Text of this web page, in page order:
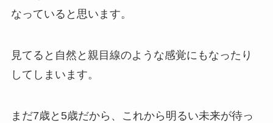
なっていると思います。
見てると自然と親目線のような感覚にもなったり
してしまいます。
まだ7歳と5歳だから、これから明るい未来が待っ